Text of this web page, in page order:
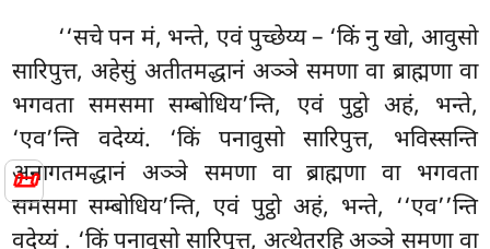
📜
‘‘सचे पन मं, भन्ते, एवं पुच्छेय्य – ‘किं नु खो, आवुसो
सारिपुत्त, अहेसुं अतीतमद्धानं अञ्ञे समणा वा ब्राह्मणा वा
भगवता समसमा सम्बोधिय’न्ति, एवं पुट्ठो अहं, भन्ते,
‘एव’न्ति वदेय्यं. ‘किं पनावुसो सारिपुत्त, भविस्सन्ति
अनागतमद्धानं अञ्ञे समणा वा ब्राह्मणा वा भगवता
समसमा सम्बोधिय’न्ति, एवं पुट्ठो अहं, भन्ते, ‘‘एव’’न्ति
वदेय्यं . ‘किं पनावुसो सारिपुत्त, अत्थेतरहि अञ्ञे समणा वा